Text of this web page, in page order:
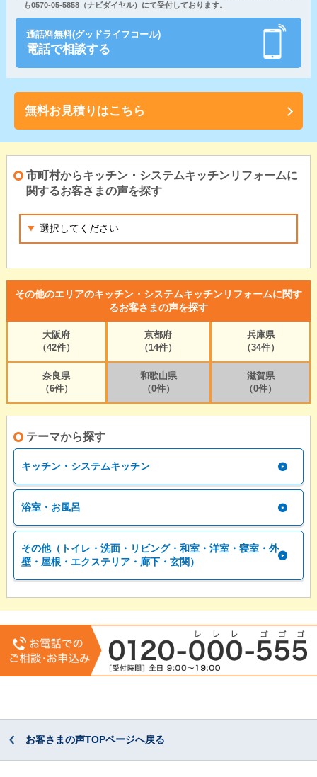
も0570-05-5858（ナビダイヤル）にて受付しております。
通話料無料(グッドライフコール)
電話で相談する
無料お見積りはこちら
市町村からキッチン・システムキッチンリフォームに
関するお客さまの声を探す
その他のエリアのキッチン・システムキッチンリフォームに関す
るお客さまの声を探す
大阪府
（42件）
京都府
（14件）
兵庫県
（34件）
奈良県
（6件）
和歌山県
（0件）
滋賀県
（0件）
テーマから探す
キッチン・システムキッチン
浴室・お風呂
その他（トイレ・洗面・リビング・和室・洋室・寝室・外
壁・屋根・エクステリア・廊下・玄関）
お客さまの声TOPページへ戻る